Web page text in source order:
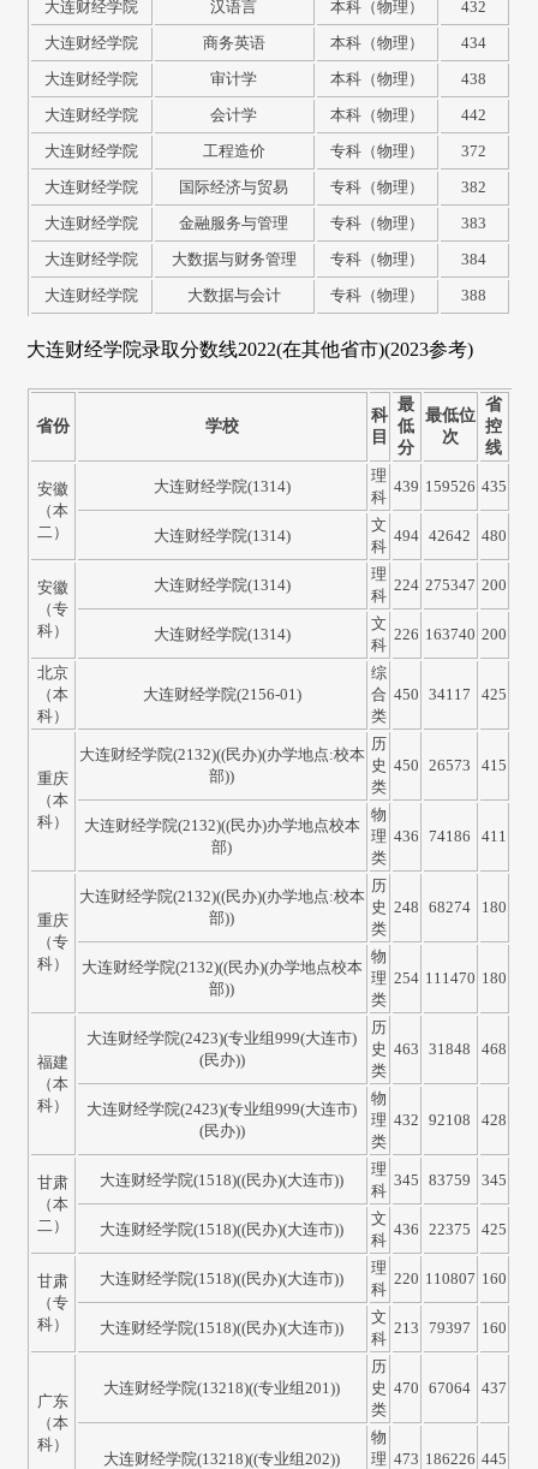
大连财经学院 汉语言 本科（物理）
432
大连财经学院
商务英语 本科（物理）
434
大连财经学院
审计学 本科（物理）
438
大连财经学院
会计学 本科（物理）
442
大连财经学院
工程造价 专科（物理）
372
大连财经学院
国际经济与贸易 专科（物理）
382
大连财经学院
金融服务与管理 专科（物理）
383
大连财经学院
大数据与财务管理 专科（物理）
384
大连财经学院
大数据与会计 专科（物理） 388
大连财经学院录取分数线2022(在其他省市)(2023参考)
省份 学校
科
目
最
低
分
最低位
次
省
控
线
安徽
（本
二）
大连财经学院(1314)
理
科
439 159526 435
大连财经学院(1314)
文
科
494 42642 480
安徽
（专
科）
大连财经学院(1314)
理
科
224 275347 200
大连财经学院(1314)
文
科
226 163740 200
北京
（本
科）
大连财经学院(2156-01)
综
合
类
450 34117 425
重庆
（本
科）
大连财经学院(2132)((民办)(办学地点:校本
部))
历
史
类
450 26573 415
大连财经学院(2132)((民办)办学地点校本
部)
物
理
类
436 74186 411
重庆
（专
科）
大连财经学院(2132)((民办)(办学地点:校本
部))
历
史
类
248 68274 180
大连财经学院(2132)((民办)(办学地点校本
部))
物
理
类
254 111470 180
福建
（本
科）
大连财经学院(2423)(专业组999(大连市)
(民办))
历
史
类
463 31848 468
大连财经学院(2423)(专业组999(大连市)
(民办))
物
理
类
432 92108 428
甘肃
（本
二）
大连财经学院(1518)((民办)(大连市))
理
科
345 83759 345
大连财经学院(1518)((民办)(大连市))
文
科
436 22375 425
甘肃
（专
科）
大连财经学院(1518)((民办)(大连市))
理
科
220 110807 160
大连财经学院(1518)((民办)(大连市))
文
科
213 79397 160
广东
（本
科）
大连财经学院(13218)((专业组201))
历
史
类
470 67064 437
大连财经学院(13218)((专业组202))
物
理 473 186226 445